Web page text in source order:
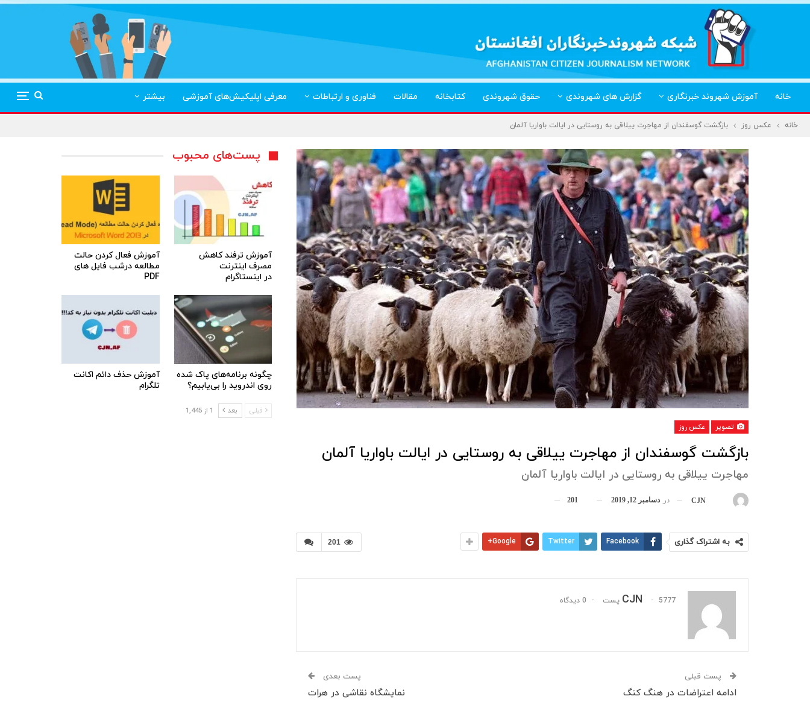
خانه آموزش شهروند خبرنگاری گزارش های شهروندی حقوق شهروندی کتابخانه مقالات فناوری و ارتباطات معرفی اپلیکیش‌های آموزشی بیشتر
خانه عکس روز بازگشت گوسفندان از مهاجرت ییلاقی به روستایی در ایالت باواریا آلمان
تصویر عکس روز
بازگشت گوسفندان از مهاجرت ییلاقی به روستایی در ایالت باواریا آلمان
مهاجرت ییلاقی به روستایی در ایالت باواریا آلمان
CJN در دسامبر 12, 2019 201
201 به اشتراک گذاری Facebook
Twitter
Google+
CJN 5777 پست 0 دیدگاه
پست قبلی
ادامه اعتراضات در هنگ کنگ
پست بعدی
نمایشگاه نقاشی در هرات
پست‌های محبوب
آموزش ترفند کاهش
مصرف اینترنت
در اینستاگرام
آموزش فعال کردن حالت
مطالعه درشب فایل های
PDF
چگونه برنامه‌های پاک شده
روی اندروید را بی‌یابیم؟
آموزش حذف دائم اکانت
تلگرام
قبلی بعد 1 از 1,445